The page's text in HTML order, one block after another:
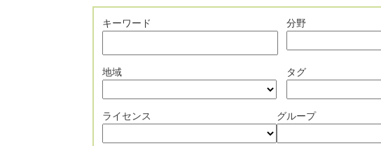
キーワード 分野
地域 タグ
ライセンス グループ